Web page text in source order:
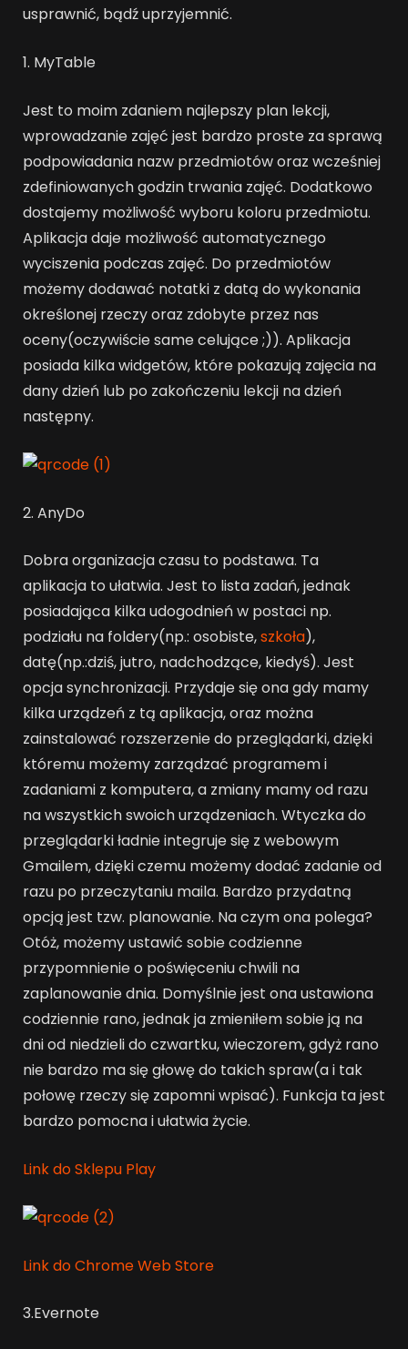
usprawnić, bądź uprzyjemnić.
1. MyTable
Jest to moim zdaniem najlepszy plan lekcji,
wprowadzanie zajęć jest bardzo proste za sprawą
podpowiadania nazw przedmiotów oraz wcześniej
zdefiniowanych godzin trwania zajęć. Dodatkowo
dostajemy możliwość wyboru koloru przedmiotu.
Aplikacja daje możliwość automatycznego
wyciszenia podczas zajęć. Do przedmiotów
możemy dodawać notatki z datą do wykonania
określonej rzeczy oraz zdobyte przez nas
oceny(oczywiście same celujące ;)). Aplikacja
posiada kilka widgetów, które pokazują zajęcia na
dany dzień lub po zakończeniu lekcji na dzień
następny.
2. AnyDo
Dobra organizacja czasu to podstawa. Ta
aplikacja to ułatwia. Jest to lista zadań, jednak
posiadająca kilka udogodnień w postaci np.
podziału na foldery(np.: osobiste,szkoła),
datę(np.:dziś, jutro, nadchodzące, kiedyś). Jest
opcja synchronizacji. Przydaje się ona gdy mamy
kilka urządzeń z tą aplikacja, oraz można
zainstalować rozszerzenie do przeglądarki, dzięki
któremu możemy zarządzać programem i
zadaniami z komputera, a zmiany mamy od razu
na wszystkich swoich urządzeniach. Wtyczka do
przeglądarki ładnie integruje się z webowym
Gmailem, dzięki czemu możemy dodać zadanie od
razu po przeczytaniu maila. Bardzo przydatną
opcją jest tzw. planowanie. Na czym ona polega?
Otóż, możemy ustawić sobie codzienne
przypomnienie o poświęceniu chwili na
zaplanowanie dnia. Domyślnie jest ona ustawiona
codziennie rano, jednak ja zmieniłem sobie ją na
dni od niedzieli do czwartku, wieczorem, gdyż rano
nie bardzo ma się głowę do takich spraw(a i tak
połowę rzeczy się zapomni wpisać). Funkcja ta jest
bardzo pomocna i ułatwia życie.
Link do Sklepu Play
Link do Chrome Web Store
3.Evernote